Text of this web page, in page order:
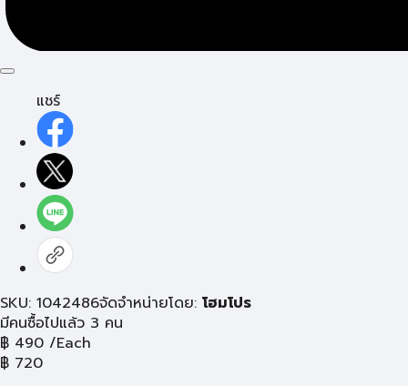
แชร์
SKU: 1042486จัดจำหน่ายโดย: โฮมโปร
มีคนซื้อไปแล้ว 3 คน
฿ 490 /Each
฿ 720